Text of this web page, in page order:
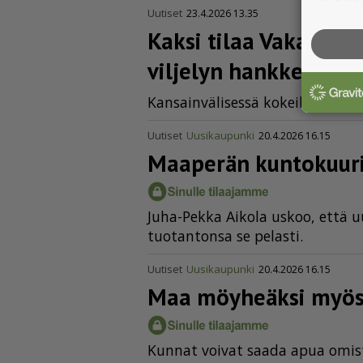
Uutiset 23.4.2026 13.35
Kaksi tilaa Vakan
viljelyn hankkeeseen
Kan­sain­vä­li­ses­sä ko­kei­lus­sa
Uutiset Uusikaupunki 20.4.2026 16.15
Maaperän
Juha-Pek­ka Ai­ko­la us­koo, et­tä
tuo­tan­ton­sa se pe­las­ti.
Uutiset Uusikaupunki 20.4.2026 16.15
Maa möyheäksi
Kun­nat voi­vat saa­da apua